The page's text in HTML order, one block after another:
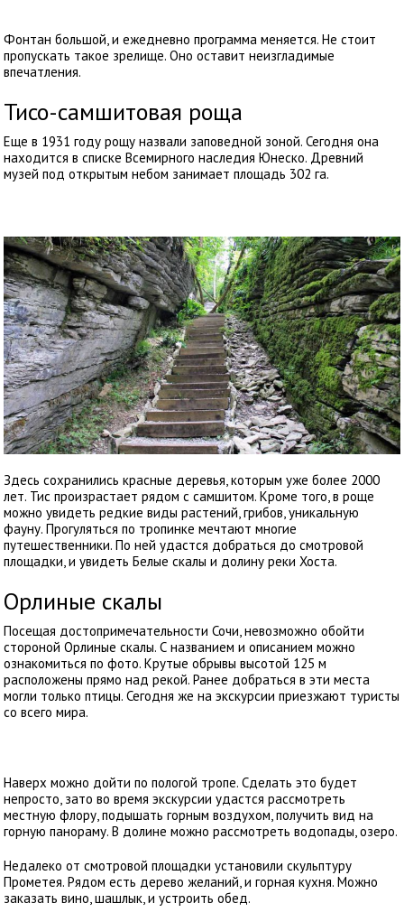
Фонтан большой, и ежедневно программа меняется. Не стоит
пропускать такое зрелище. Оно оставит неизгладимые
впечатления.
Тисо-самшитовая роща
Еще в 1931 году рощу назвали заповедной зоной. Сегодня она
находится в списке Всемирного наследия Юнеско. Древний
музей под открытым небом занимает площадь 302 га.
Здесь сохранились красные деревья, которым уже более 2000
лет. Тис произрастает рядом с самшитом. Кроме того, в роще
можно увидеть редкие виды растений, грибов, уникальную
фауну. Прогуляться по тропинке мечтают многие
путешественники. По ней удастся добраться до смотровой
площадки, и увидеть Белые скалы и долину реки Хоста.
Орлиные скалы
Посещая достопримечательности Сочи, невозможно обойти
стороной Орлиные скалы. С названием и описанием можно
ознакомиться по фото. Крутые обрывы высотой 125 м
расположены прямо над рекой. Ранее добраться в эти места
могли только птицы. Сегодня же на экскурсии приезжают туристы
со всего мира.
Наверх можно дойти по пологой тропе. Сделать это будет
непросто, зато во время экскурсии удастся рассмотреть
местную флору, подышать горным воздухом, получить вид на
горную панораму. В долине можно рассмотреть водопады, озеро.
Недалеко от смотровой площадки установили скульптуру
Прометея. Рядом есть дерево желаний, и горная кухня. Можно
заказать вино, шашлык, и устроить обед.